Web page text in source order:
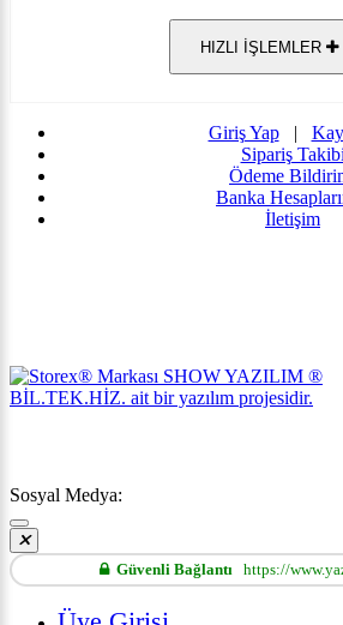
HIZLI İŞLEMLER
Giriş Yap|
Sipariş Takibi
Ödeme
Banka
İletişim
Sosyal Medya:
Güvenli Bağlantı https://